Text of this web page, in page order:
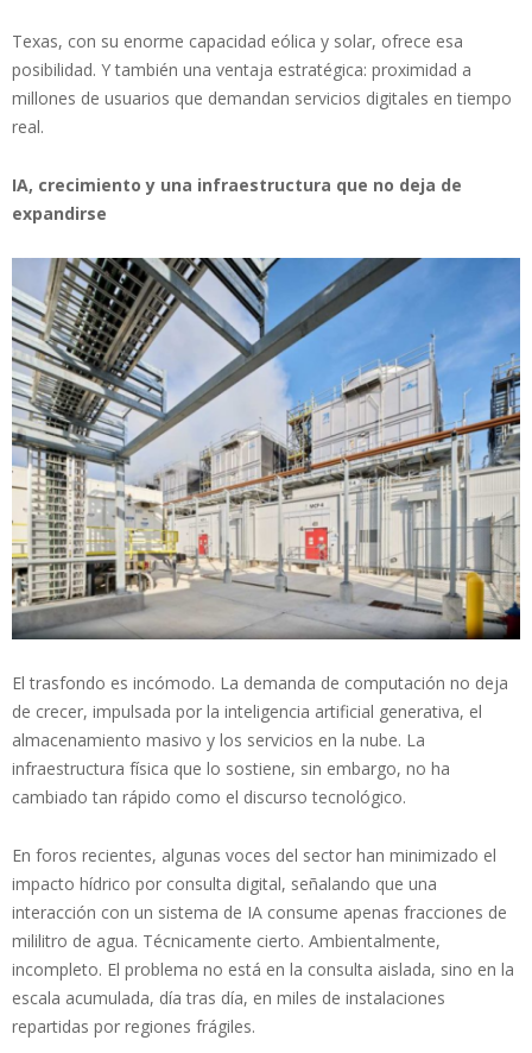
Texas, con su enorme capacidad eólica y solar, ofrece esa
posibilidad. Y también una ventaja estratégica: proximidad a
millones de usuarios que demandan servicios digitales en tiempo
real.
IA, crecimiento y una infraestructura que no deja de
expandirse
El trasfondo es incómodo. La demanda de computación no deja
de crecer, impulsada por la inteligencia artificial generativa, el
almacenamiento masivo y los servicios en la nube. La
infraestructura física que lo sostiene, sin embargo, no ha
cambiado tan rápido como el discurso tecnológico.
En foros recientes, algunas voces del sector han minimizado el
impacto hídrico por consulta digital, señalando que una
interacción con un sistema de IA consume apenas fracciones de
mililitro de agua. Técnicamente cierto. Ambientalmente,
incompleto. El problema no está en la consulta aislada, sino en la
escala acumulada, día tras día, en miles de instalaciones
repartidas por regiones frágiles.